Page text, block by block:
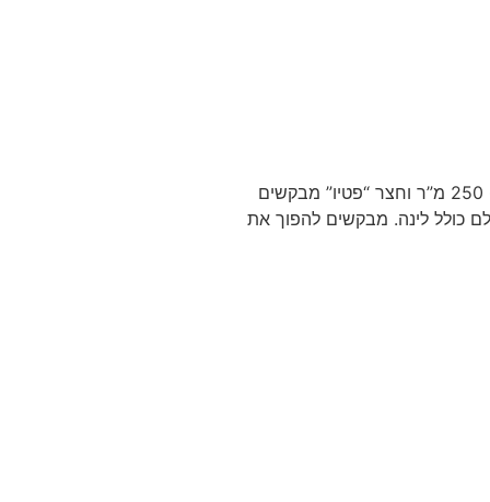
שיפוץ דופלקס בירושלים המשפחה: זוג שמארח את 4 הילדים ובני משפחותיהם כל סופ”ש. שטח הדירה: כ- 250 מ”ר וחצר “פטיו” מבקשים
כולל לינה. מבקשים להפוך את